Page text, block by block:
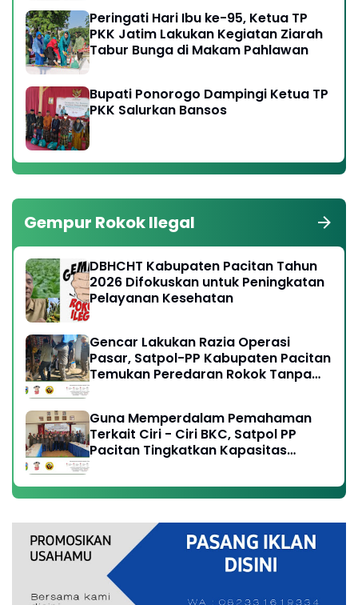
Peringati Hari Ibu ke-95, Ketua TP
PKK Jatim Lakukan Kegiatan Ziarah
Tabur Bunga di Makam Pahlawan
Bupati Ponorogo Dampingi Ketua TP
PKK Salurkan Bansos
Gempur Rokok Ilegal
DBHCHT Kabupaten Pacitan Tahun
2026 Difokuskan untuk Peningkatan
Pelayanan Kesehatan
Gencar Lakukan Razia Operasi
Pasar, Satpol-PP Kabupaten Pacitan
Temukan Peredaran Rokok Tanpa
Guna Memperdalam Pemahaman
Terkait Ciri - Ciri BKC, Satpol PP
Pacitan Tingkatkan Kapasitas
Ilegal